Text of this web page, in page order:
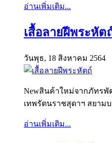
อ่านเพิ่มเติม...
เสื้อลายฝีพระหัต
วันพุธ, 18 สิงหาคม 2564
Newสินค้าใหม่จากภัทรพั
เทพรัตนราชสุดาฯ สยาม
อ่านเพิ่มเติม...